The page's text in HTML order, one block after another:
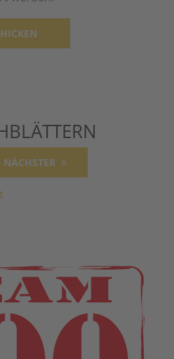
NÄCHSTER